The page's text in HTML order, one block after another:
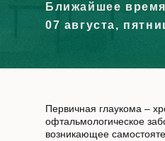
Ближайшее
07 августа,
Первичная глаукома –
офтальмологическое
возникающее